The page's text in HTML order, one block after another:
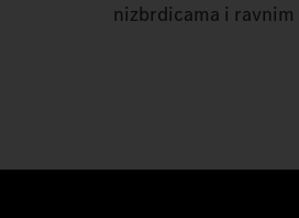
nizbrdicama i